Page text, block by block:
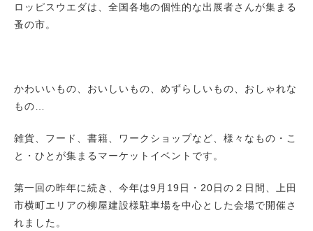
ロッピスウエダは、全国各地の個性的な出展者さんが集まる
蚤の市。
かわいいもの、おいしいもの、めずらしいもの、おしゃれな
もの…
雑貨、フード、書籍、ワークショップなど、様々なもの・こ
と・ひとが集まるマーケットイベントです。
第一回の昨年に続き、今年は9月19日・20日の２日間、上田
市横町エリアの柳屋建設様駐車場を中心とした会場で開催さ
れました。